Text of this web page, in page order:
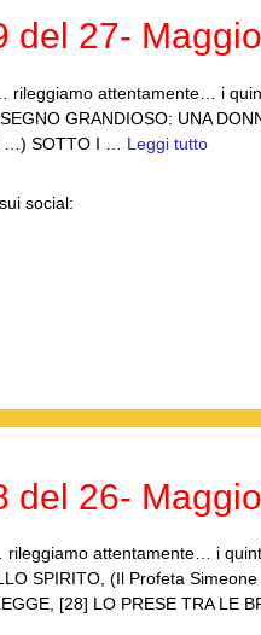
del 27-
attentamente… i
GRANDIOSO: UNA
…) SOTTO I … Leggi tutto
social:
del 26-
attentamente… i
SPIRITO, (Il Profeta
[28] LO PRESE TRA LE